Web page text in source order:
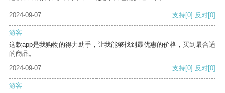
2024-09-07 支持[0] 反对[0]
游客
这款app是我购物的得力助手，让我能够找到最优惠的价格，买到最合适
的商品。
2024-09-07
支持[0] 反对[0]
游客